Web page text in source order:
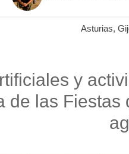
Asturias,
y
de las